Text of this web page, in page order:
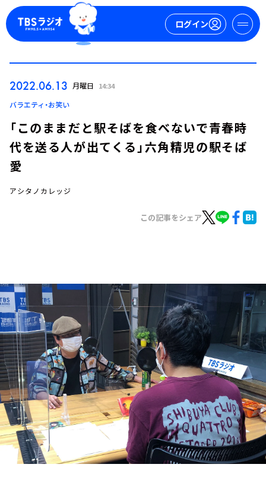
ログイン
ログイン
イベント・グッズ
YouTube
会社情報
2022.06.13 月曜日 14:34
バラエティ・お笑い
「このままだと駅そばを食べないで青春時
代を送る人が出てくる」六角精児の駅そば
愛
アシタノカレッジ
この記事をシェア